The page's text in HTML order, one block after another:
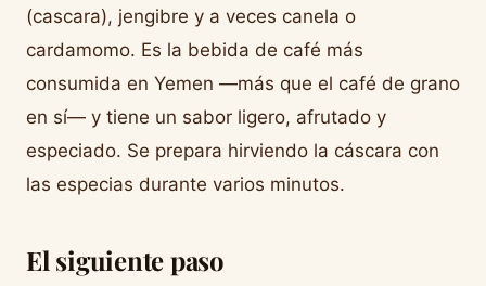
(cascara), jengibre y a veces canela o
cardamomo. Es la bebida de café más
consumida en Yemen —más que el café de grano
en sí— y tiene un sabor ligero, afrutado y
especiado. Se prepara hirviendo la cáscara con
las especias durante varios minutos.
El siguiente paso